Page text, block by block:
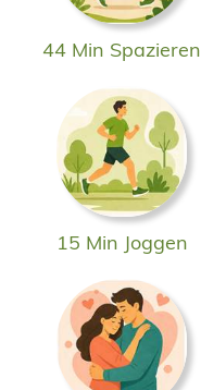
44 Min Spazieren
15 Min Joggen